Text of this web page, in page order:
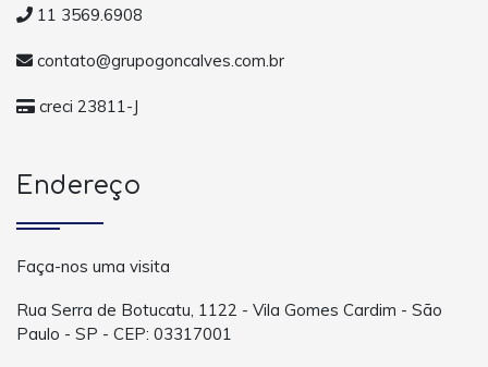
11 3569.6908
contato@grupogoncalves.com.br
creci 23811-J
Endereço
Faça-nos uma visita
Rua Serra de Botucatu, 1122 - Vila Gomes Cardim - São
Paulo - SP - CEP: 03317001